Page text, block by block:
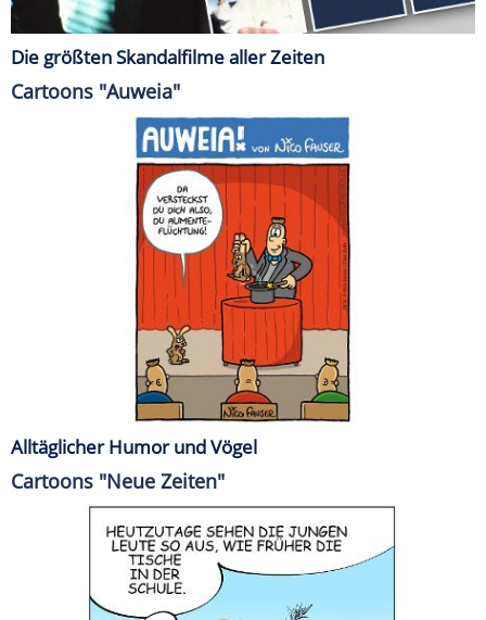
Die größten Skandalfilme aller Zeiten
Cartoons "Auweia"
Alltäglicher Humor und Vögel
Cartoons "Neue Zeiten"